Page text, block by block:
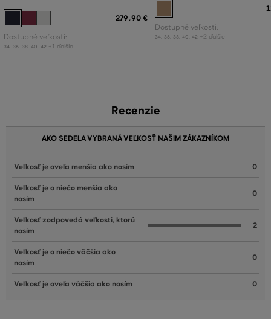
279,90 €
Dostupné veľkosti:
34 36 38 40 42 +1 ďalšia
Dostupné veľkosti:
34 36 38 40 42 +2 ďalšie
Recenzie
AKO SEDELA VYBRANÁ VEĽKOSŤ NAŠIM ZÁKAZNÍKOM
Veľkosť je oveľa menšia ako nosím 0
Veľkosť je o niečo menšia ako
nosím
0
Veľkosť zodpovedá veľkosti, ktorú
nosím
2
Veľkosť je o niečo väčšia ako
nosím
0
Veľkosť je oveľa väčšia ako nosím 0